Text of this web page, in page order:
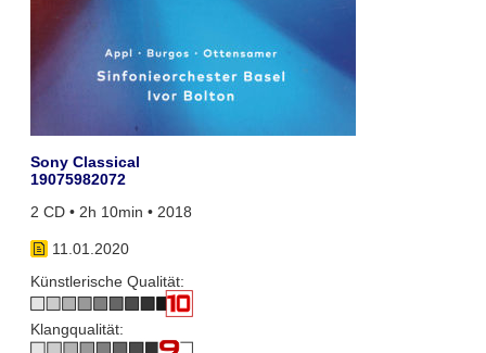
Sony Classical
19075982072
2 CD • 2h 10min • 2018
11.01.2020
Künstlerische Qualität:
Klangqualität: